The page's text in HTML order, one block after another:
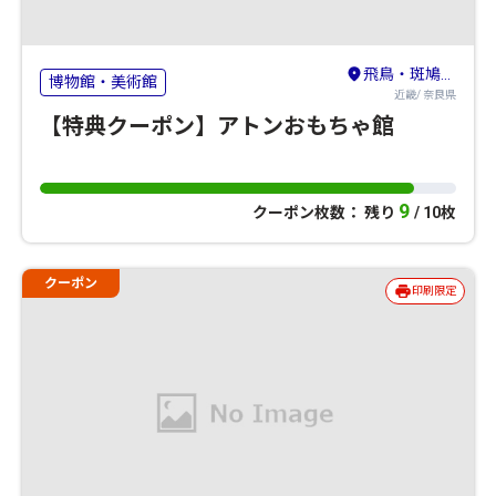
博物館・美術館 飛鳥・斑鳩・橿原・大和高原
近畿/ 奈良県
【特典クーポン】アトンおもちゃ館
クーポン枚数： 残り 9 / 10枚
クーポン 印刷限定